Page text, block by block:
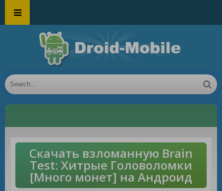
Скачать взломанную Brain
Test: Хитрые Головоломки
[Много монет] на Андроид